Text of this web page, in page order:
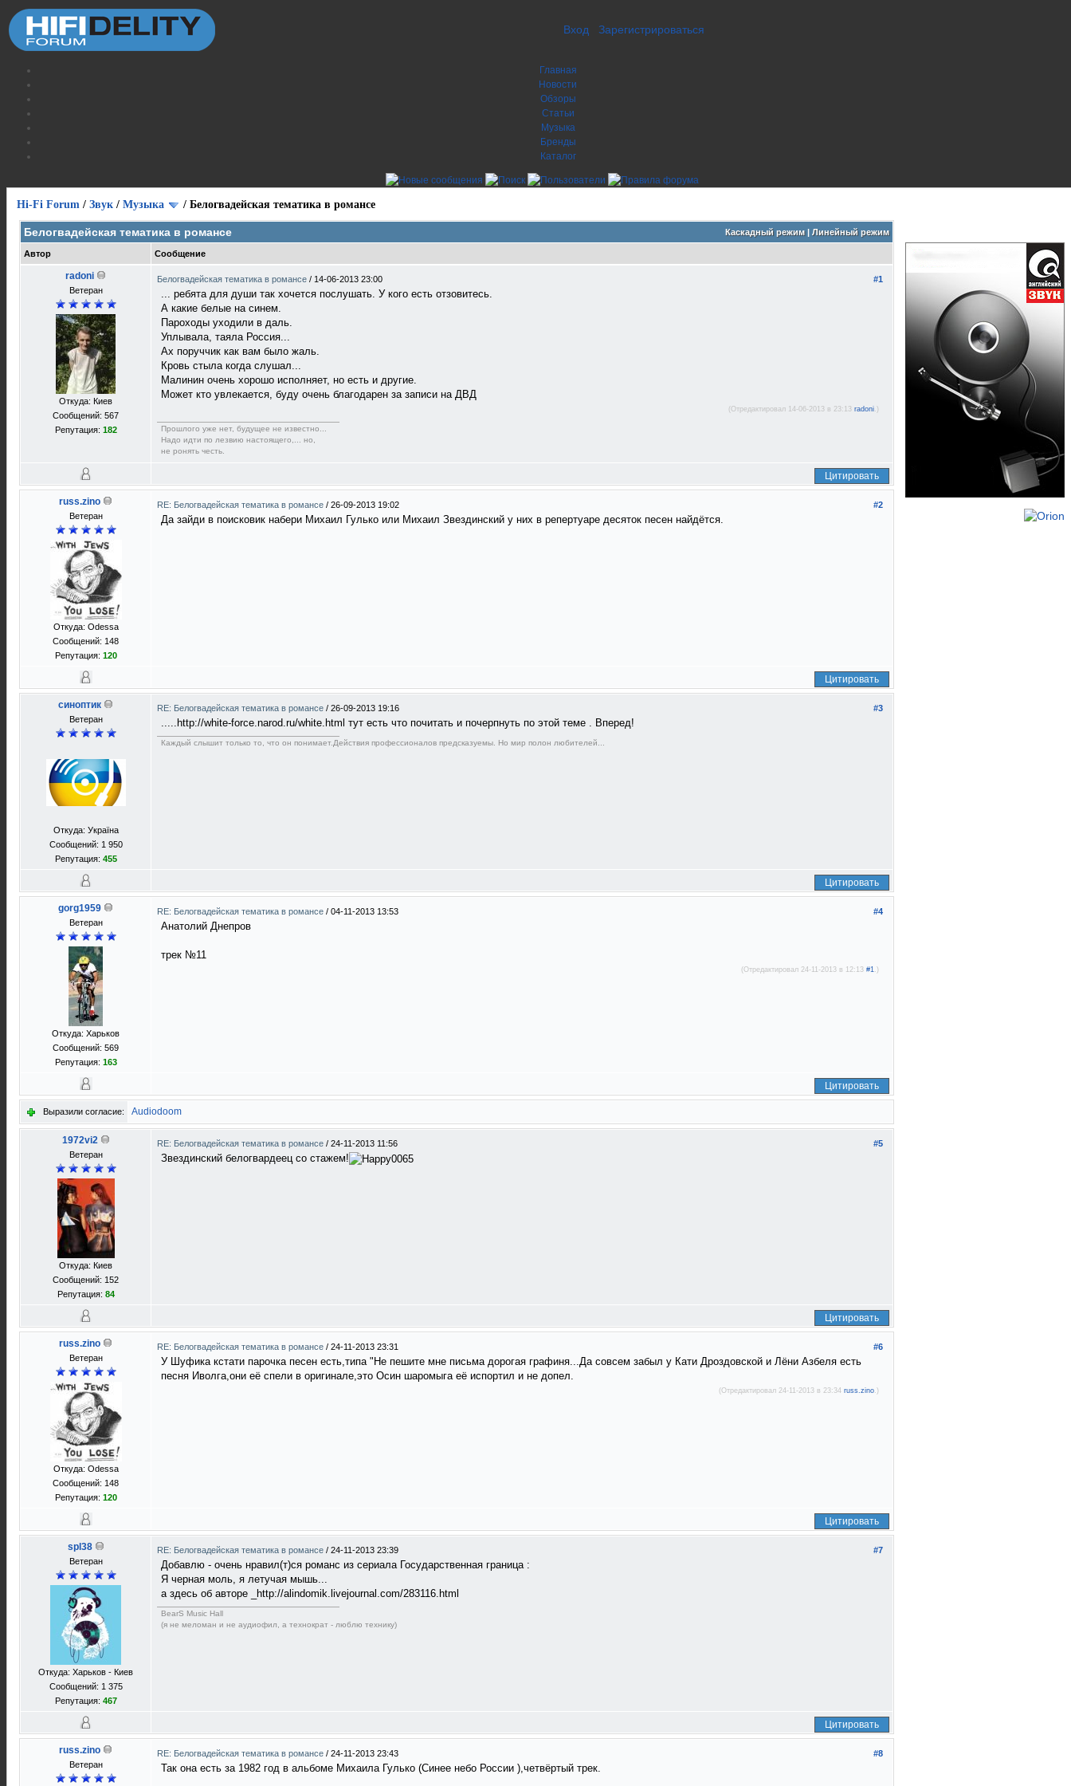
Вход Зарегистрироваться
Главная
Новости
Обзоры
Статьи
Музыка
Бренды
Каталог
Hi-Fi Forum / Звук / Музыка / Белогвадейская тематика в романсе
Каскадный режим| Линейный режим
Белогвадейская тематика в романсе
Автор Сообщение
radoni
Ветеран
Откуда: Киев
Сообщений: 567
Репутация: 182
#1
Белогвадейская тематика в романсе / 14-06-2013 23:00
... ребята для души так хочется послушать. У кого есть отзовитесь.
А какие белые на синем.
Пароходы уходили в даль.
Уплывала, таяла Россия...
Ах поруччик как вам было жаль.
Кровь стыла когда слушал...
Малинин очень хорошо исполняет, но есть и другие.
Может кто увлекается, буду очень благодарен за записи на ДВД
(Отредактировал 14-06-2013 в 23:13 radoni.)
Прошлого уже нет, будущее не известно...
Надо идти по лезвию настоящего,... но,
не ронять честь.
Цитировать
russ.zino
Ветеран
Откуда: Odessa
Сообщений: 148
Репутация: 120
#2
RE: Белогвадейская тематика в романсе / 26-09-2013 19:02
Да зайди в поисковик набери Михаил Гулько или Михаил Звездинский у них в репертуаре десяток песен найдётся.
Цитировать
синоптик
Ветеран
Откуда: Україна
Сообщений: 1 950
Репутация: 455
#3
RE: Белогвадейская тематика в романсе / 26-09-2013 19:16
.....http://white-force.narod.ru/white.html тут есть что почитать и почерпнуть по этой теме . Вперед!
Каждый слышит только то, что он понимает.Дейcтвия пpофеccионалов пpедcказуемы. Hо миp полон любителей...
Цитировать
gorg1959
Ветеран
Откуда: Харьков
Сообщений: 569
Репутация: 163
#4
RE: Белогвадейская тематика в романсе / 04-11-2013 13:53
Анатолий Днепров
трек №11
(Отредактировал 24-11-2013 в 12:13 #1.)
Цитировать
Выразили согласие: Audiodoom
1972vi2
Ветеран
Откуда: Киев
Сообщений: 152
Репутация: 84
#5
RE: Белогвадейская тематика в романсе / 24-11-2013 11:56
Звездинский белогвардеец со стажем!
Цитировать
russ.zino
Ветеран
Откуда: Odessa
Сообщений: 148
Репутация: 120
#6
RE: Белогвадейская тематика в романсе / 24-11-2013 23:31
У Шуфика кстати парочка песен есть,типа "Не пешите мне письма дорогая графиня...Да совсем забыл у Кати Дроздовской и Лёни Азбеля есть
песня Иволга,они её спели в оригинале,это Осин шаромыга её испортил и не допел.
(Отредактировал 24-11-2013 в 23:34 russ.zino.)
Цитировать
spl38
Ветеран
Откуда: Харьков - Киев
Сообщений: 1 375
Репутация: 467
#7
RE: Белогвадейская тематика в романсе / 24-11-2013 23:39
Добавлю - очень нравил(т)ся романс из сериала Государственная граница :
Я черная моль, я летучая мышь...
а здесь об авторе _http://alindomik.livejournal.com/283116.html
BearS Music Hall
(я не меломан и не аудиофил, а технократ - люблю технику)
Цитировать
russ.zino
Ветеран
#8
RE: Белогвадейская тематика в романсе / 24-11-2013 23:43
Так она есть за 1982 год в альбоме Михаила Гулько (Синее небо России ),четвёртый трек.